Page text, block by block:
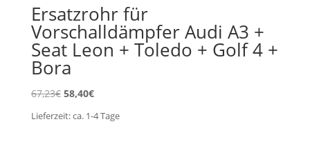
Ersatzrohr für
Vorschalldämpfer Audi A3 +
Seat Leon + Toledo + Golf 4 +
Bora
67,23€ Ursprünglicher
58,40€Aktueller
Lieferzeit:ca. 1-4Tage